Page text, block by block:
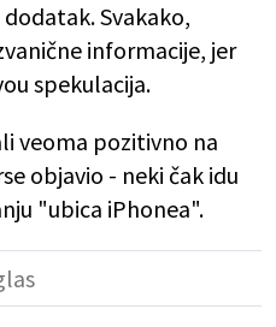
Svakako,
informacije, jer
spekulacija.
veoma pozitivno na
objavio - neki čak idu
"ubica iPhonea".